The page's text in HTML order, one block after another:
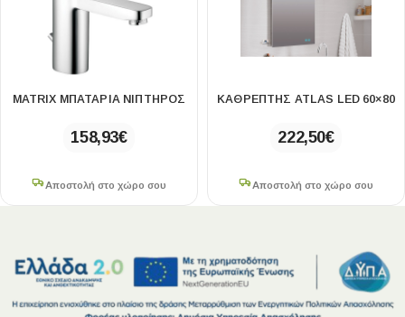
MATRIX ΜΠΑΤΑΡΙΑ ΝΙΠΤΗΡΟΣ
158,93€
Αποστολή στο χώρο σου
ΚΑΘΡΕΠΤΗΣ ATLAS LED 60×80
222,50€
Αποστολή στο χώρο σου